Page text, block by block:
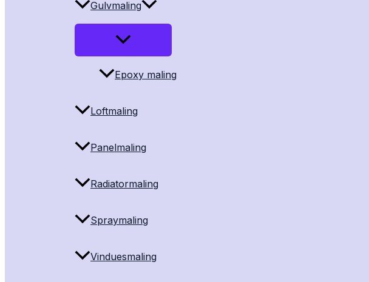
Gulvmaling
Epoxy maling
Loftmaling
Panelmaling
Radiatormaling
Spraymaling
Vinduesmaling